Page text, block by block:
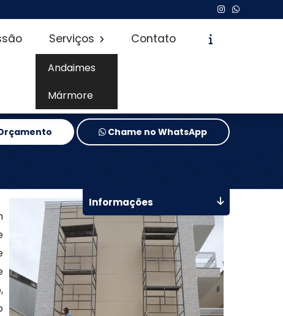
Serviços
Andaimes
Mármore
Contato
Chame no WhatsApp
Informações